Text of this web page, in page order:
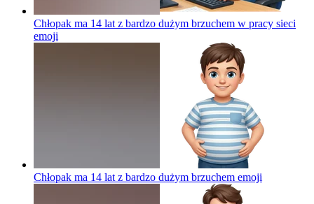
Chłopak ma 14 lat z bardzo dużym brzuchem w pracy sieci
emoji
Chłopak ma 14 lat z bardzo dużym brzuchem emoji